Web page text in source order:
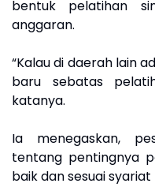
bentuk pelatihan
anggaran.
“Kalau di daerah lain
baru sebatas
katanya.
Ia menegaskan,
tentang pentingnya
baik dan sesuai syariat